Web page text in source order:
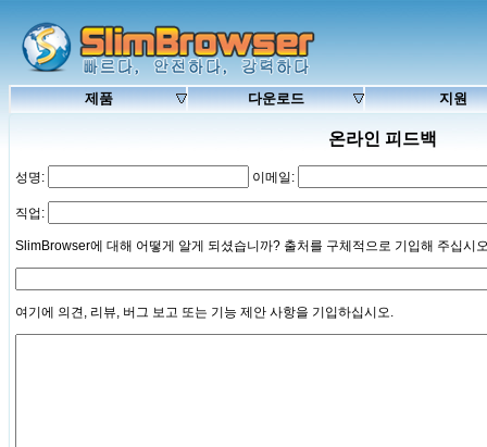
제품 다운로드 지원
온라인 피드백
성명: 이메일:
직업:
SlimBrowser에 대해 어떻게 알게 되셨습니까? 출처를 구체적으로 기입해 주십시
여기에 의견, 리뷰, 버그 보고 또는 기능 제안 사항을 기입하십시오.